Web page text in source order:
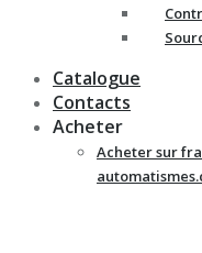
Catalogue
Contacts
Acheter
Acheter sur